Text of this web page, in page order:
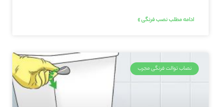
ادامه مطلب نصب فرنگی »
نصاب توالت فرنگی مجرب